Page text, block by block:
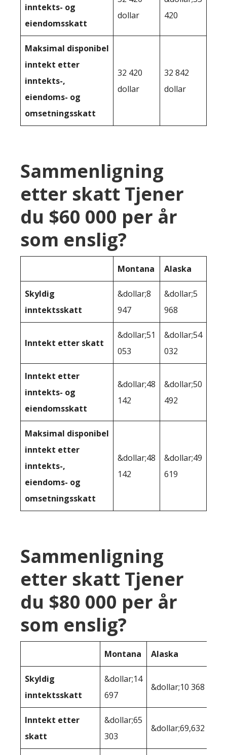
inntekts- og
eiendomsskatt
dollar
420
Maksimal disponibel
inntekt etter
inntekts-,
eiendoms- og
omsetningsskatt
32 420
dollar
32 842
dollar
Sammenligning
etter skatt Tjener
du $60 000 per år
som enslig?
Montana Alaska
Skyldig
inntektsskatt
&dollar;8
947
&dollar;5
968
Inntekt etter skatt
&dollar;51
053
&dollar;54
032
Inntekt etter
inntekts- og
eiendomsskatt
&dollar;48
142
&dollar;50
492
Maksimal disponibel
inntekt etter
inntekts-,
eiendoms- og
omsetningsskatt
&dollar;48
142
&dollar;49
619
Sammenligning
etter skatt Tjener
du $80 000 per år
som enslig?
Montana Alaska
Skyldig
inntektsskatt
&dollar;14
697
&dollar;10 368
Inntekt etter
skatt
&dollar;65
303
&dollar;69,632